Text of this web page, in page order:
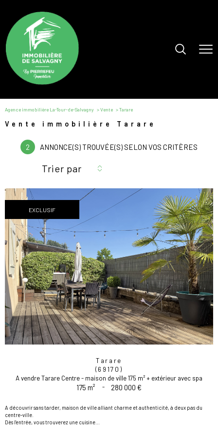
Agence immobilière La-Tour-de-Salvagny Vente Tarare
Vente immobilière Tarare
2 ANNONCE(S) TROUVÉE(S) SELON VOS CRITÈRES
Trier par
EXCLUSIF
Tarare
(69170)
A vendre Tarare Centre - maison de ville 175 m² + extérieur avec spa
175 m² - 280 000 €
A découvrir sans tarder, maison de ville alliant charme et authenticité, à deux pas du
centre-ville.
Dès l'entrée, vous trouverez une cuisine...